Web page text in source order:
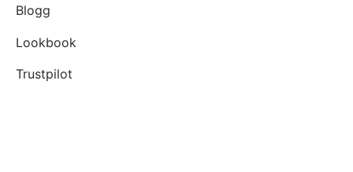
Blogg
Lookbook
Trustpilot